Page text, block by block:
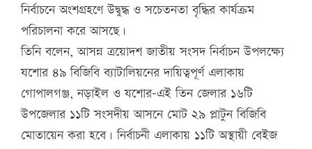
নির্বাচনে অংশগ্রহণে উদ্বুদ্ধ ও সচেতনতা বৃদ্ধির কার্যক্রম
পরিচালনা করে আসছে।
তিনি বলেন, আসন্ন ত্রয়োদশ জাতীয় সংসদ নির্বাচন উপলক্ষ্যে
যশোর ৪৯ বিজিবি ব্যাটালিয়নের দায়িত্বপূর্ণ এলাকায়
গোপালগঞ্জ, নড়াইল ও যশোর-এই তিন জেলার ১৬টি
উপজেলার ১১টি সংসদীয় আসনে মোট ২৯ প্লাটুন বিজিবি
মোতায়েন করা হবে। নির্বাচনী এলাকায় ১১টি অস্থায়ী বেইজ